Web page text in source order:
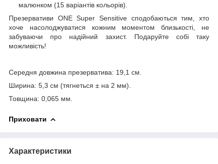
малюнком (15 варіантів кольорів).
Презервативи ONE Super Sensitive сподобаються тим, хто
хоче насолоджуватися кожним моментом близькості, не
забуваючи про надійний захист. Подаруйте собі таку
можливість!
Середня довжина презерватива: 19,1 см.
Ширина: 5,3 см (тягнеться ± на 2 мм).
Товщина: 0,065 мм.
Приховати
Характеристики